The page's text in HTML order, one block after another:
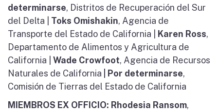
determinarse, Distritos de Recuperación del Sur
del Delta | Toks Omishakin, Agencia de
Transporte del Estado de California | Karen Ross,
Departamento de Alimentos y Agricultura de
California | Wade Crowfoot, Agencia de Recursos
Naturales de California | Por determinarse,
Comisión de Tierras del Estado de California
MIEMBROS EX OFFICIO: Rhodesia Ransom,